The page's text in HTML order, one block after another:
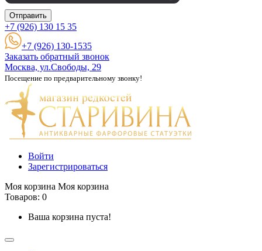
Отправить
+7 (926) 130 15 35
+7 (926) 130-1535
Заказать обратный звонок
Москва, ул.Свободы, 29
Посещение по предварительному звонку!
Войти
Зарегистрироваться
Моя корзина Моя корзина
Товаров: 0
Ваша корзина пуста!